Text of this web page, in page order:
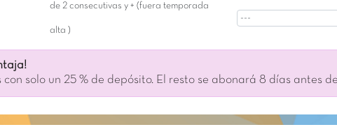
de 2 consecutivas y + (fuera temporada
alta )
con solo un 25 % de depósito. El resto se abonará 8 días antes